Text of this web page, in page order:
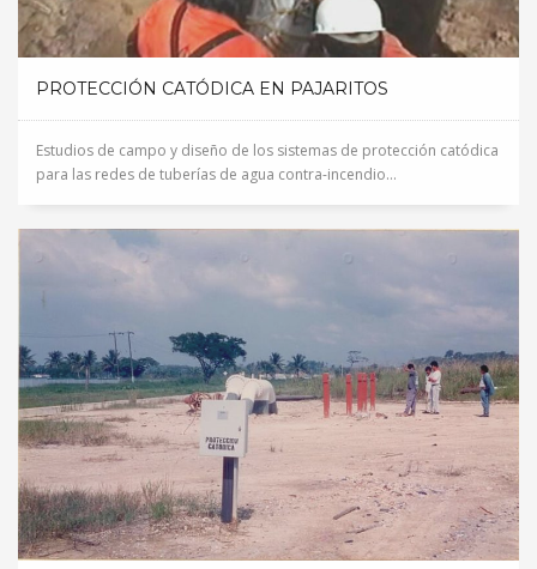
PROTECCIÓN CATÓDICA EN PAJARITOS
Estudios de campo y diseño de los sistemas de protección catódica
para las redes de tuberías de agua contra-incendio...